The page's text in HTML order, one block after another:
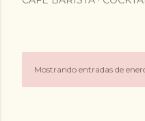
EMostrando entradas de